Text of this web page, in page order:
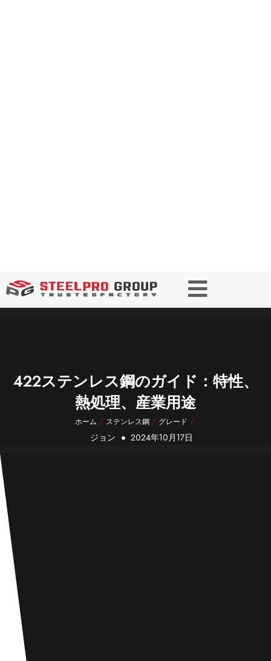
422ステンレス鋼のガイド：特性、
熱処理、産業用途
ホーム / ステンレス鋼/ グレード /
ジョン 2024年10月17日